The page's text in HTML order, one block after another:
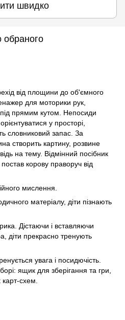
швидко
обраного
від площини до об'ємного
для моторики рук,
прямим кутом. Непосиди
у просторі,
словниковий запас. За
створить картину, розвине
на тему. Відмінний посібник
корову праворуч від
мислення.
матеріалу, діти пізнають
Дістаючи і вставляючи
діти прекрасно тренують
увага і посидючість.
ящик для зберігання та гри,
схем.